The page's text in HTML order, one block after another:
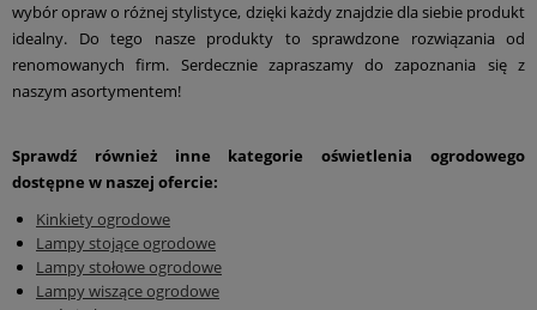
wybór opraw o różnej stylistyce, dzięki każdy znajdzie dla siebie produkt
idealny. Do tego nasze produkty to sprawdzone rozwiązania od
renomowanych firm. Serdecznie zapraszamy do zapoznania się z
naszym asortymentem!
Sprawdź również inne kategorie oświetlenia ogrodowego
dostępne w naszej ofercie:
Kinkiety ogrodowe
Lampy stojące ogrodowe
Lampy stołowe ogrodowe
Lampy wiszące ogrodowe